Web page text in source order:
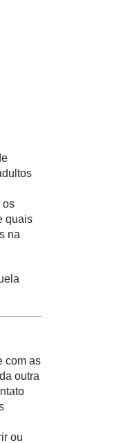
os
quais
na
com as
outra
ou